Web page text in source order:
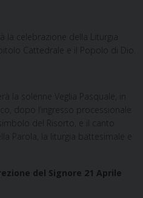
la celebrazione della Liturgia
Cattedrale e il Popolo di Dio.
la solenne Veglia Pasquale, in
dopo l’ingresso processionale
del Risorto, e il canto
Parola, la liturgia battesimale e
del Signore 21 Aprile